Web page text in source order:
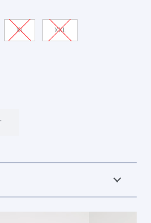
XL XXL